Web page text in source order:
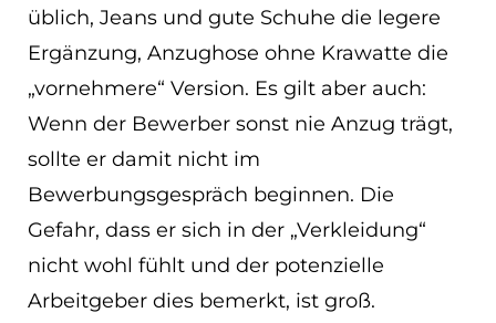
üblich, Jeans und gute Schuhe die legere
Ergänzung, Anzughose ohne Krawatte die
„vornehmere“ Version. Es gilt aber auch:
Wenn der Bewerber sonst nie Anzug trägt,
sollte er damit nicht im
Bewerbungsgespräch beginnen. Die
Gefahr, dass er sich in der „Verkleidung“
nicht wohl fühlt und der potenzielle
Arbeitgeber dies bemerkt, ist groß.